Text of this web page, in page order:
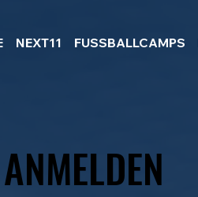
NEXT11 FUSSBALLCAMPS